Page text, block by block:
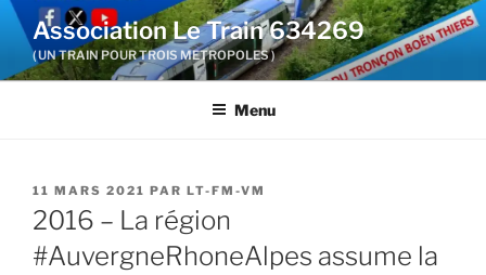
Aller
contenu
Association Le Train 634269
( UN TRAIN POUR TROIS METROPOLES )
Menu
PUBLIÉ
LE
11 MARS 2021 PAR LT-FM-VM
2016 – La région
#AuvergneRhoneAlpes assume la